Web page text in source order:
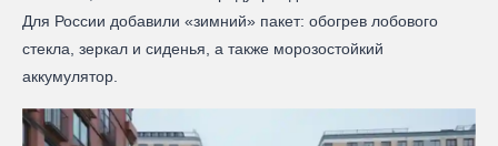
Для России добавили «зимний» пакет: обогрев лобового
стекла, зеркал и сиденья, а также морозостойкий
аккумулятор.